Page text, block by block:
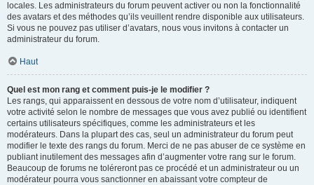
locales. Les administrateurs du forum peuvent activer ou non la fonctionnalité
des avatars et des méthodes qu’ils veuillent rendre disponible aux utilisateurs.
Si vous ne pouvez pas utiliser d’avatars, nous vous invitons à contacter un
administrateur du forum.
Haut
Quel est mon rang et comment puis-je le modifier ?
Les rangs, qui apparaissent en dessous de votre nom d’utilisateur, indiquent
votre activité selon le nombre de messages que vous avez publié ou identifient
certains utilisateurs spécifiques, comme les administrateurs et les
modérateurs. Dans la plupart des cas, seul un administrateur du forum peut
modifier le texte des rangs du forum. Merci de ne pas abuser de ce système en
publiant inutilement des messages afin d’augmenter votre rang sur le forum.
Beaucoup de forums ne toléreront pas ce procédé et un administrateur ou un
modérateur pourra vous sanctionner en abaissant votre compteur de